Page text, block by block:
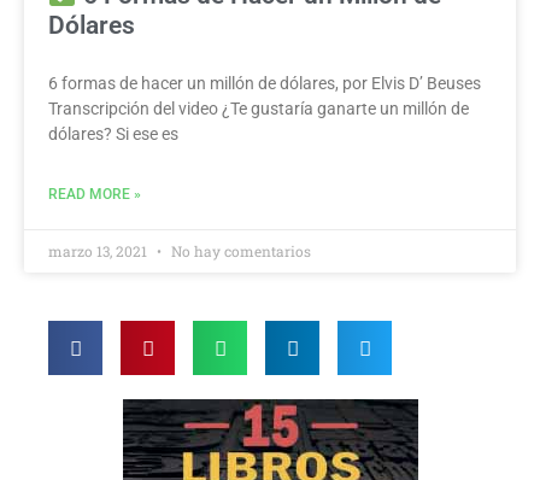
Dólares
6 formas de hacer un millón de dólares, por Elvis D’ Beuses
Transcripción del video ¿Te gustaría ganarte un millón de
dólares? Si ese es
READ MORE »
marzo 13, 2021 No hay comentarios